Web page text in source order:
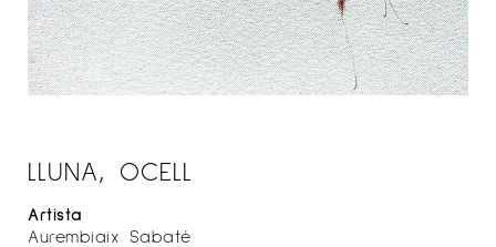
LLUNA, OCELL
Artista
Aurembiaix Sabaté